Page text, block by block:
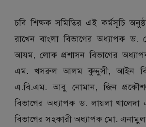
চবি শিক্ষক সমিতির এই কর্মসূচি
রাখেন বাংলা বিভাগের অধ্যাপক ড.
আযম, লোক প্রশাসন বিভাগের
এম. খসরুল আলম কুদ্দুসী, আইন
এ.বি.এম. আবু নোমান, জিন
বিভাগের অধ্যাপক ড. লায়লা খালেদা
বিভাগের সহকারী অধ্যাপক মো.